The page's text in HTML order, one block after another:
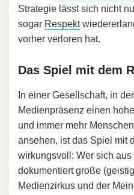
Strategie lässt sich nicht
sogar Respekt
vorher verloren hat.
Das Spiel mit dem
In einer Gesellschaft, in
Medienpräsenz einen
und immer mehr
ansehen, ist das Spiel mit
wirkungsvoll: Wer sich
dokumentiert große
Medienzirkus und der